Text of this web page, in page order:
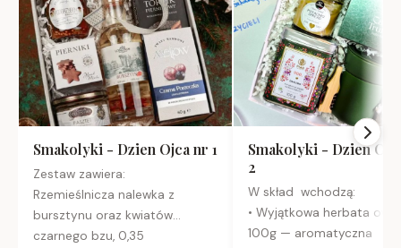
Smakolyki - Dzien Ojca nr 1
Zestaw zawiera:
Rzemieślnicza nalewka z
bursztynu oraz kwiatów
czarnego bzu, 0,35
Smakolyki - Dzien
2
W skład wchodzą:
• Wyjątkowa herbata
100g — aromatyczna